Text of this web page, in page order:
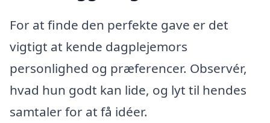
For at finde den perfekte gave er det
vigtigt at kende dagplejemors
personlighed og præferencer. Observér,
hvad hun godt kan lide, og lyt til hendes
samtaler for at få idéer.